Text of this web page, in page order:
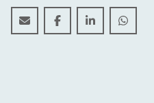
Pourquoi nous quittons
Pourquoi nous
Pourquoi